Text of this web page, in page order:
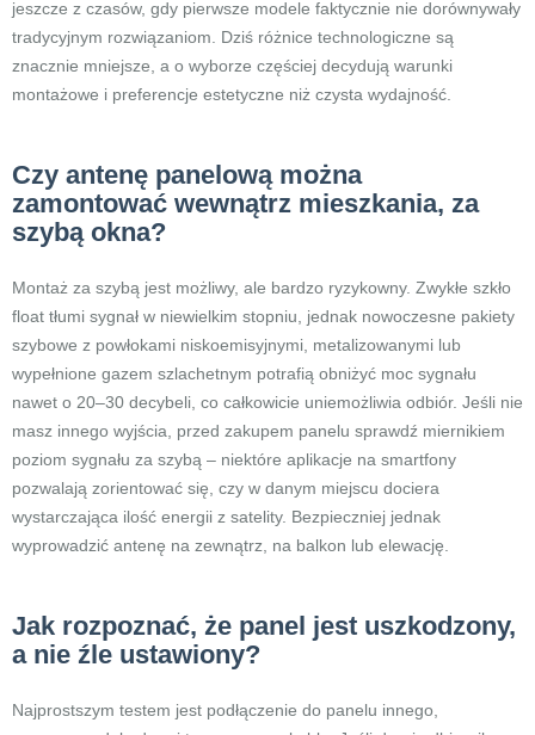
jeszcze z czasów, gdy pierwsze modele faktycznie nie dorównywały
tradycyjnym rozwiązaniom. Dziś różnice technologiczne są
znacznie mniejsze, a o wyborze częściej decydują warunki
montażowe i preferencje estetyczne niż czysta wydajność.
Czy antenę panelową można
zamontować wewnątrz mieszkania, za
szybą okna?
Montaż za szybą jest możliwy, ale bardzo ryzykowny. Zwykłe szkło
float tłumi sygnał w niewielkim stopniu, jednak nowoczesne pakiety
szybowe z powłokami niskoemisyjnymi, metalizowanymi lub
wypełnione gazem szlachetnym potrafią obniżyć moc sygnału
nawet o 20–30 decybeli, co całkowicie uniemożliwia odbiór. Jeśli nie
masz innego wyjścia, przed zakupem panelu sprawdź miernikiem
poziom sygnału za szybą – niektóre aplikacje na smartfony
pozwalają zorientować się, czy w danym miejscu dociera
wystarczająca ilość energii z satelity. Bezpieczniej jednak
wyprowadzić antenę na zewnątrz, na balkon lub elewację.
Jak rozpoznać, że panel jest uszkodzony,
a nie źle ustawiony?
Najprostszym testem jest podłączenie do panelu innego,